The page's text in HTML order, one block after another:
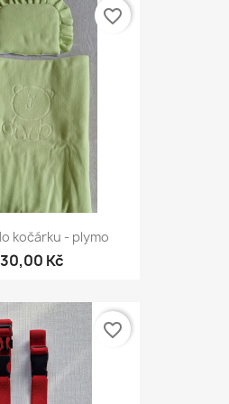
kočárku - plymo
Kč
favorite_border
favorite_border